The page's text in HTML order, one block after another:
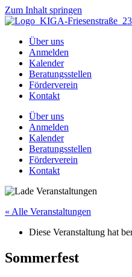
Zum Inhalt springen
Über uns
Anmelden
Kalender
Beratungsstellen
Förderverein
Kontakt
Über uns
Anmelden
Kalender
Beratungsstellen
Förderverein
Kontakt
« Alle Veranstaltungen
Diese Veranstaltung hat
Sommerfest